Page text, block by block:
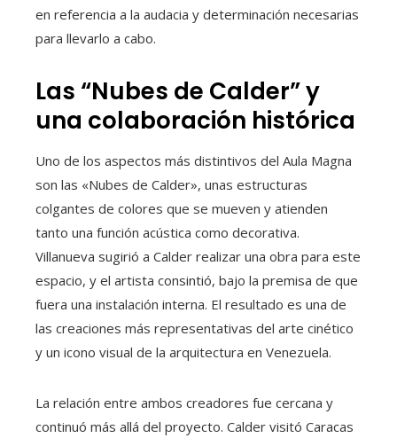
en referencia a la audacia y determinación necesarias
para llevarlo a cabo.
Las “Nubes de Calder” y
una colaboración histórica
Uno de los aspectos más distintivos del Aula Magna
son las «Nubes de Calder», unas estructuras
colgantes de colores que se mueven y atienden
tanto una función acústica como decorativa.
Villanueva sugirió a Calder realizar una obra para este
espacio, y el artista consintió, bajo la premisa de que
fuera una instalación interna. El resultado es una de
las creaciones más representativas del arte cinético
y un icono visual de la arquitectura en Venezuela.
La relación entre ambos creadores fue cercana y
continuó más allá del proyecto. Calder visitó Caracas